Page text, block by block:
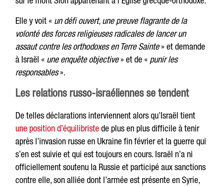
Elle y voit « un défi ouvert, une preuve flagrante de la
volonté des forces religieuses radicales de lancer un
assaut contre les orthodoxes en Terre Sainte» et demande
à Israël « une enquête objective» et de « punir les
responsables».
Les relations russo-israéliennes se tendent
De telles déclarations interviennent alors qu’Israël tient
une position d’équilibristede plus en plus difficile à tenir
après l’invasion russe en Ukraine fin février et la guerre qui
s’en est suivie et qui est toujours en cours. Israël n’a ni
officiellement soutenu la Russie et participé aux sanctions
contre elle, son alliée dont l’armée est présente en Syrie,